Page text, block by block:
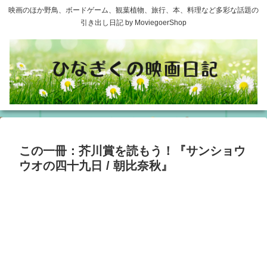
映画のほか野鳥、ボードゲーム、観葉植物、旅行、本、料理など多彩な話題の
引き出し日記 by MoviegoerShop
この一冊：芥川賞を読もう！『サンショウ
ウオの四十九日 / 朝比奈秋』